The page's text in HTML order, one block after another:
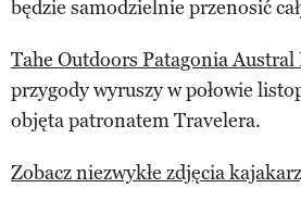
będzie samodzielnie przenosić
Tahe Outdoors Patagonia
przygody wyruszy w połowie
objęta patronatem Travelera.
Zobacz niezwykłe zdjęcia